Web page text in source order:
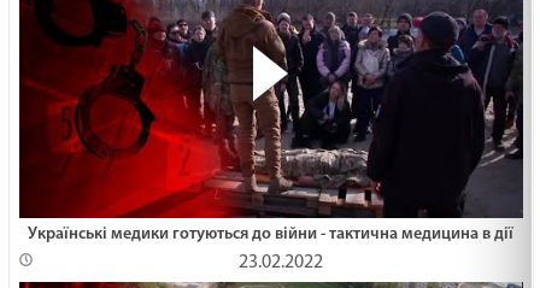
Українські медики готуються до війни - тактична медицина в дії
23.02.2022